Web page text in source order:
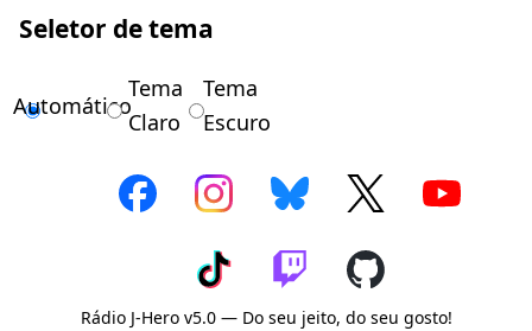
Seletor de tema
Automático
Tema
Claro
Tema
Escuro
Rádio J-Hero v5.0 — Do seu jeito, do seu gosto!